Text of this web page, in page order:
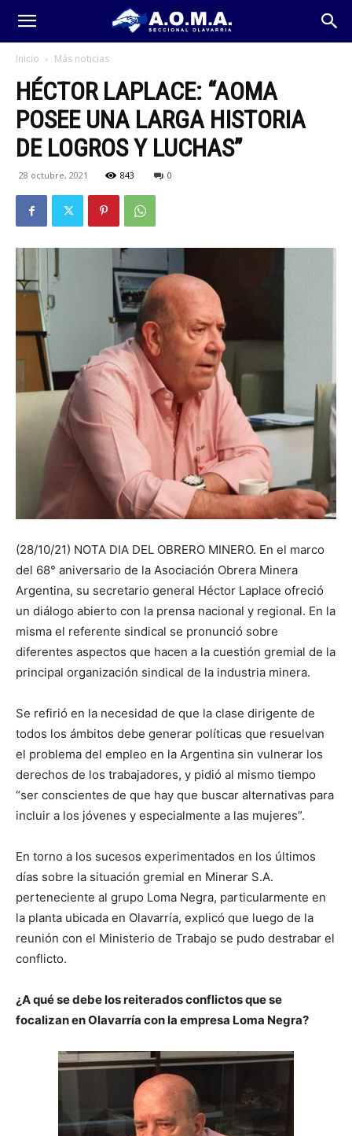
Inicio Más noticias
HÉCTOR LAPLACE: “AOMA
POSEE UNA LARGA HISTORIA
DE LOGROS Y LUCHAS”
28 octubre, 2021 843 0
(28/10/21) NOTA DIA DEL OBRERO MINERO. En el marco
del 68° aniversario de la Asociación Obrera Minera
Argentina, su secretario general Héctor Laplace ofreció
un diálogo abierto con la prensa nacional y regional. En la
misma el referente sindical se pronunció sobre
diferentes aspectos que hacen a la cuestión gremial de la
principal organización sindical de la industria minera.
Se refirió en la necesidad de que la clase dirigente de
todos los ámbitos debe generar políticas que resuelvan
el problema del empleo en la Argentina sin vulnerar los
derechos de los trabajadores, y pidió al mismo tiempo
“ser conscientes de que hay que buscar alternativas para
incluir a los jóvenes y especialmente a las mujeres”.
En torno a los sucesos experimentados en los últimos
días sobre la situación gremial en Minerar S.A.
perteneciente al grupo Loma Negra, particularmente en
la planta ubicada en Olavarría, explicó que luego de la
reunión con el Ministerio de Trabajo se pudo destrabar el
conflicto.
¿A qué se debe los reiterados conflictos que se
focalizan en Olavarría con la empresa Loma Negra?